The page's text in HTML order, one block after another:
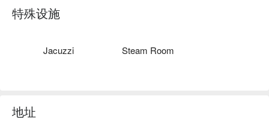
外观，用慵懒自在的面貌迎接离家的旅客们，在宽敞舒适的房
间内洗去旅程的疲惫，获得一夜好眠。
特殊设施
Jacuzzi Steam Room
地址